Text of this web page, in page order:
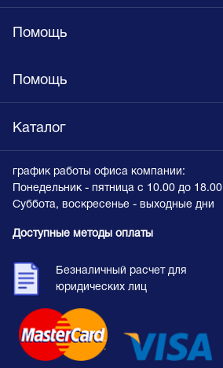
Помощь
Помощь
Каталог
график работы офиса компании:
Понедельник - пятница с 10.00 до 18.00
Суббота, воскресенье - выходные дни
Доступные методы оплаты
Безналичный расчет для
юридических лиц